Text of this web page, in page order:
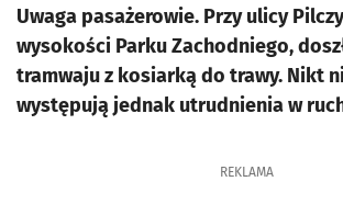
Uwaga pasażerowie. Przy ulicy
wysokości Parku Zachodniego,
tramwaju z kosiarką do trawy. Nikt
występują jednak utrudnienia w
REKLAMA